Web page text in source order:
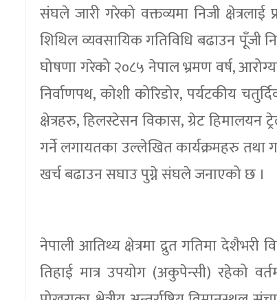
संघले जारी गरेको वक्तव्यमा निजी
शिथिल व्यवसायिक गतिविधि बढाउन पूँजी
घोषणा गरेको २०८५ नेपाल भ्रमण वर्ष,
निर्वाणपथ, कोशी कोरिडोर, पर्यटकीय
क्षेत्रहरु, हिलस्टेसन विकास, ग्रेट हिमालयन
गर्ने लगायतका उल्लेखित कार्यक्रमहरु तथा
खर्च बढाउन सघाउ पुग्ने संघले जनाएको छ ।
नेपाली आतिथ्य क्षेत्रमा द्रुत गतिमा
तिहाई मात्र उपयोग (अकुपेन्सी) रहेको